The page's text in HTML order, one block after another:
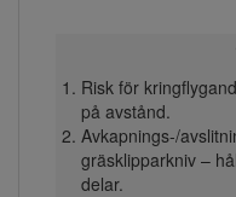
Risk för
på avstånd.
Avkapnings-/
gräsklipparkniv –
delar.